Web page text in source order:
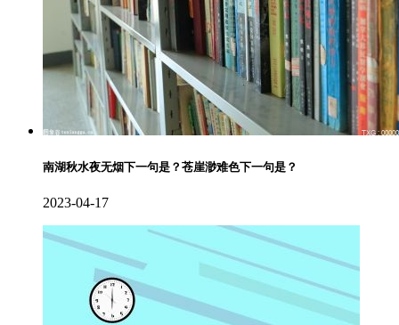
南湖秋水夜无烟下一句是？苍崖渺难色下一句是？
2023-04-17